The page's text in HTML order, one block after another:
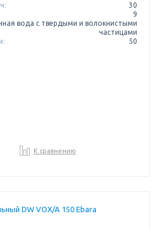
30
9
вода с твердыми и волокнистыми
частицами
50
К сравнению